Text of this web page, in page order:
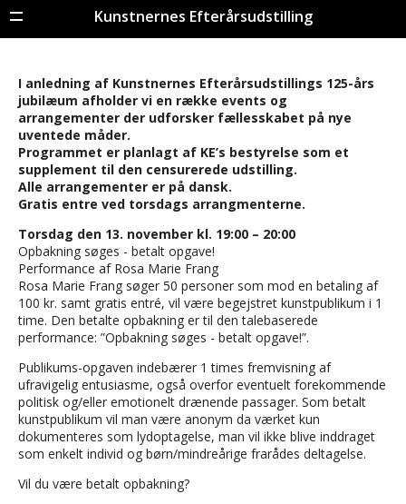
Kunstnernes Efterårsudstilling
I anledning af Kunstnernes Efterårsudstillings 125-års
jubilæum afholder vi en række events og
arrangementer der udforsker fællesskabet på nye
uventede måder.
Programmet er planlagt af KE’s bestyrelse som et
supplement til den censurerede udstilling.
Alle arrangementer er på dansk.
Gratis entre ved torsdags arrangmenterne.
Torsdag den 13. november kl. 19:00 – 20:00
Opbakning søges - betalt opgave!
Performance af Rosa Marie Frang
Rosa Marie Frang søger 50 personer som mod en betaling af
100 kr. samt gratis entré, vil være begejstret kunstpublikum i 1
time. Den betalte opbakning er til den talebaserede
performance: ”Opbakning søges - betalt opgave!”.
Publikums-opgaven indebærer 1 times fremvisning af
ufravigelig entusiasme, også overfor eventuelt forekommende
politisk og/eller emotionelt drænende passager. Som betalt
kunstpublikum vil man være anonym da værket kun
dokumenteres som lydoptagelse, man vil ikke blive inddraget
som enkelt individ og børn/mindreårige frarådes deltagelse.
Vil du være betalt opbakning?